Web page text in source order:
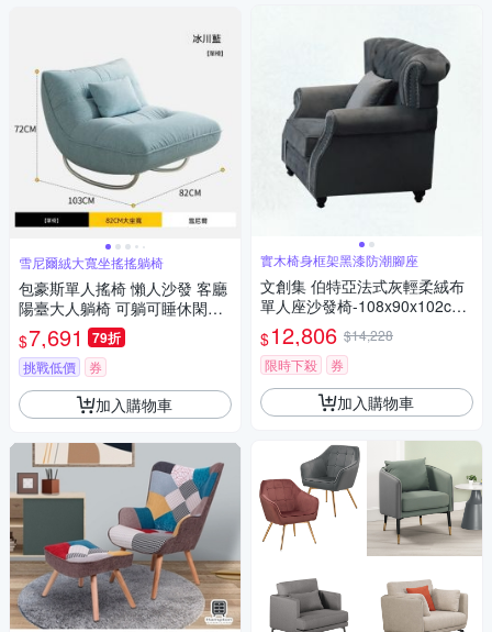
雪尼爾絨大寬坐搖搖躺椅
包豪斯單人搖椅 懶人沙發 客廳
陽臺大人躺椅 可躺可睡休閑搖
搖椅 躺椅
$7,691 79折
挑戰低價 券
加入購物車
實木椅身框架黑漆防潮腳座
文創集 伯特亞法式灰輕柔絨布
單人座沙發椅-108x90x102cm
免組
$12,806 $14,228
限時下殺
券
加入購物車